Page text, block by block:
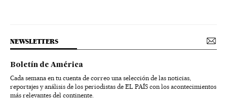
NEWSLETTERS
Boletín de América
Cada semana en tu cuenta de correo una selección de las noticias,
reportajes y análisis de los periodistas de EL PAÍS con los acontecimientos
más relevantes del continente.